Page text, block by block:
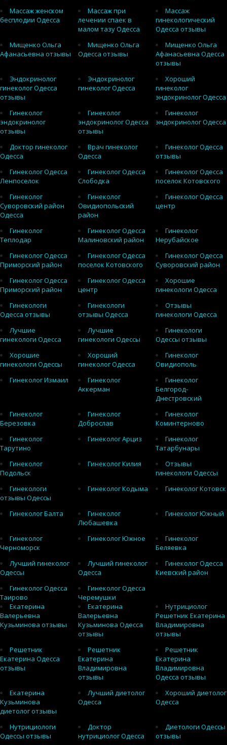
Массаж женском
бесплодии Одесса
Массаж при
лечении спаек в
малом тазу Одесса
Массаж
гинекологический
Одесса отзывы
Мищенко Ольга
Афанасьевна отзывы
Мищенко Ольга
Одесса отзывы
Мищенко Ольга
Афанасьевна Одесса
отзывы
Эндокринолог
гинеколог Одесса
отзывы
Эндокринолог
гинеколог Одесса
Хороший
гинеколог
эндокринолог Одесса
Гинеколог
эндокринолог
отзывы
Гинеколог
эндокринолог Одесса
отзывы
Гинеколог
эндокринолог Одесса
Доктор гинеколог
Одесса
Врач гинеколог
Одесса
Гинеколог Одесса
отзывы
Гинеколог Одесса
Ленпоселок
Гинеколог Одесса
Слободка
Гинеколог Одесса
поселок Котовского
Гинеколог
Суворовский район
Одесса
Гинеколог
Овидиопольский
район
Гинеколог Одесса
центр
Гинеколог
Теплодар
Гинеколог Одесса
Малиновский район
Гинеколог
Нерубайское
Гинеколог Одесса
Приморский район
Гинеколог Одесса
поселок Котовского
Гинеколог Одесса
Суворовский район
Гинеколог Одесса
Приморский район
Гинеколог Одесса
центр
Хорошие
гинекологи Одесса
Гинекологи
Одесса отзывы
Гинекологи
отзывы Одесса
Отзывы
гинекологи Одесса
Лучшие
гинекологи Одесса
Лучшие
гинекологи Одессы
Гинекологи
Одессы отзывы
Хорошие
гинекологи Одессы
Хороший
гинеколог Одесса
Гинеколог
Овидиополь
Гинеколог Измаил
Гинеколог
Аккерман
Гинеколог
Белгород-
Днестровский
Гинеколог
Березовка
Гинеколог
Доброслав
Гинеколог
Коминтерново
Гинеколог
Тарутино
Гинеколог Арциз
Гинеколог
Татарбунары
Гинеколог
Подольск
Гинеколог Килия
Отзывы
гинекологи Одессы
Гинекологи
отзывы Одессы
Гинеколог Кодыма Гинеколог Котовск
Гинеколог Балта
Гинеколог
Любашевка
Гинеколог Южный
Гинеколог
Черноморск
Гинеколог Южное
Гинеколог
Беляевка
Лучший гинеколог
Одессы
Лучший гинеколог
Одесса
Гинеколог Одесса
Киевский район
Гинеколог Одесса
Таирово
Гинеколог Одесса
Черемушки
Екатерина
Валерьевна
Кузьминова отзывы
Екатерина
Валерьевна
Кузьминова Одесса
отзывы
Нутрициолог
Решетник Екатерина
Владимировна
отзывы
Решетник
Екатерина Одесса
отзывы
Решетник
Екатерина
Владимировна
отзывы
Решетник
Екатерина
Владимировна
Одесса отзывы
Екатерина
Кузьминова
диетолог отзывы
Лучший диетолог
Одесса
Хороший диетолог
Одесса
Нутрициологи
Одессы отзывы
Доктор
нутрициолог Одесса
Диетологи Одессы
отзывы